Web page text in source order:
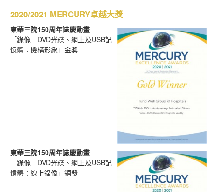
2020/2021 MERCURY卓越大獎
東華三院150周年誌慶動畫
「錄像－DVD光碟、網上及USB記
憶體：機構形象」金獎
東華三院150周年誌慶動畫
「錄像－DVD光碟、網上及USB記
憶體：線上錄像」銅獎